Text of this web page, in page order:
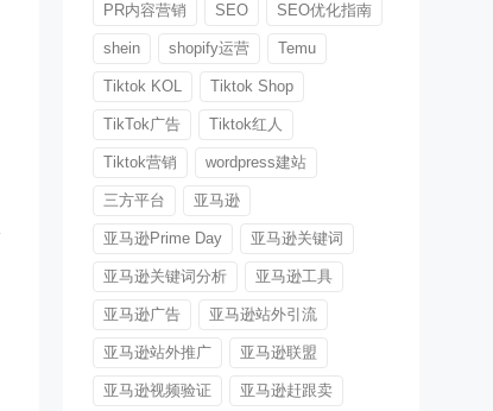
PR内容营销 SEO SEO优化指南
shein shopify运营 Temu
Tiktok KOL Tiktok Shop
TikTok广告 Tiktok红人
Tiktok营销 wordpress建站
三方平台 亚马逊
亚马逊Prime Day 亚马逊关键词
亚马逊关键词分析 亚马逊工具
亚马逊广告 亚马逊站外引流
亚马逊站外推广 亚马逊联盟
亚马逊视频验证 亚马逊赶跟卖